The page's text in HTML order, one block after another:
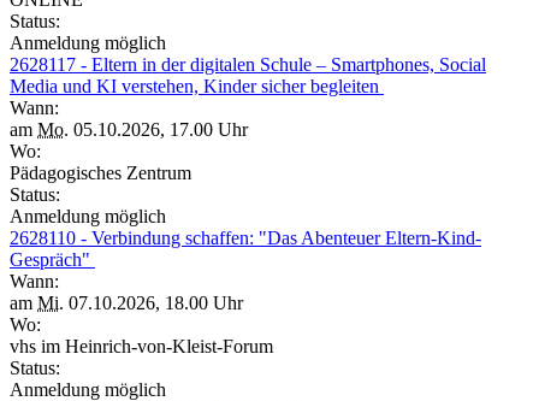
Status:
Anmeldung möglich
2628117 - Eltern in der digitalen Schule – Smartphones, Social
Media und KI verstehen, Kinder sicher begleiten
Wann:
am Mo. 05.10.2026, 17.00 Uhr
Wo:
Pädagogisches Zentrum
Status:
Anmeldung möglich
2628110 - Verbindung schaffen: "Das Abenteuer Eltern-Kind-
Gespräch"
Wann:
am Mi. 07.10.2026, 18.00 Uhr
Wo:
vhs im Heinrich-von-Kleist-Forum
Status:
Anmeldung möglich